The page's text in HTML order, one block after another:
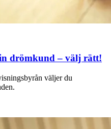
drömkund – välj rätt!
väljer du